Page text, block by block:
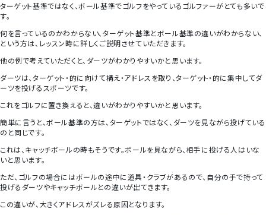
ターゲット基準ではなく、ボール基準でゴルフをやっているゴルファーがとても多いで
す。
何を言っているのかわからない、ターゲット基準とボール基準の違いがわからない、
という方は、レッスン時に詳しくご説明させていただきます。
他の例で考えていただくと、ダーツがわかりやすいかと思います。
ダーツは、ターゲット・的に向けて構え・アドレスを取り、ターゲット・的に集中してダ
ーツを投げるスポーツです。
これをゴルフに置き換えると、違いがわかりやすいかと思います。
簡単に言うと、ボール基準の方は、ターゲットではなく、ダーツを見ながら投げている
のと同じです。
これは、キャッチボールの時もそうです。ボールを見ながら、相手に投げる人はいな
いと思います。
ただ、ゴルフの場合にはボールの途中に道具・クラブがあるので、自分の手で持って
投げるダーツやキャッチボールとの違いが出てきます。
この違いが、大きくアドレスがズレる原因となります。